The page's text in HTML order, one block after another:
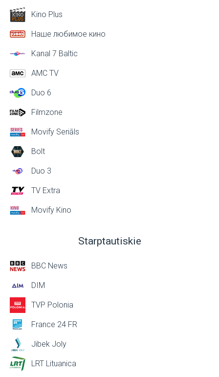
Kino Plus
Наше любимое кино
Kanal 7 Baltic
AMC TV
Duo 6
Filmzone
Movify Seriāls
Bolt
Duo 3
TV Extra
Movify Kino
Starptautiskie
BBC News
DIM
TVP Polonia
France 24 FR
Jibek Joly
LRT Lituanica